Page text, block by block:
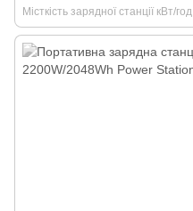
Місткість зарядної станції кВт/год